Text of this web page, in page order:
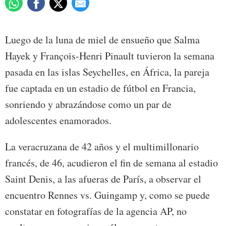
Luego de la luna de miel de ensueño que Salma
Hayek y François-Henri Pinault tuvieron la semana
pasada en las islas Seychelles, en África, la pareja
fue captada en un estadio de fútbol en Francia,
sonriendo y abrazándose como un par de
adolescentes enamorados.
La veracruzana de 42 años y el multimillonario
francés, de 46, acudieron el fin de semana al estadio
Saint Denis, a las afueras de París, a observar el
encuentro Rennes vs. Guingamp y, como se puede
constatar en fotografías de la agencia AP, no